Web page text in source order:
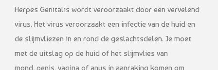
Herpes Genitalis wordt veroorzaakt door een vervelend
virus. Het virus veroorzaakt een infectie van de huid en
de slijmvliezen in en rond de geslachtsdelen. Je moet
met de uitslag op de huid of het slijmvlies van
mond, penis, vagina of anus in aanraking komen om